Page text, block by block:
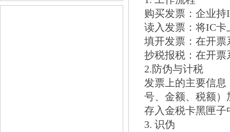
购买发票：企业
读入发票：将IC
填开发票：在开
抄税报税：在开
2.防伪与计税
发票上的主要信
号、金额、税额）
存入金税卡黑匣子
3. 识伪